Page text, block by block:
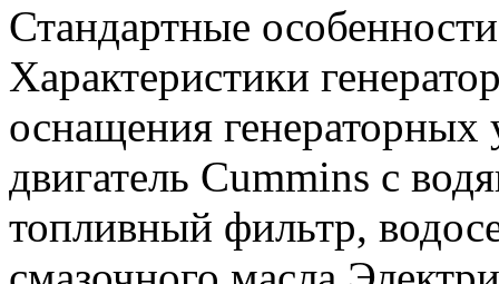
Стандартные
Характеристики
оснащения генераторных
двигатель Cummins с
топливный фильтр,